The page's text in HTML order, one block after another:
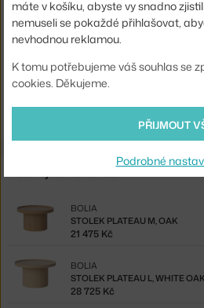
Tvar stolu:
kruh
Deska stolu:
dřevo
Kód produktu BOL-03-123-05_1140207
Ste zo Slovenska? Prejdite naStolík
Ze stejné kolekce
STOLEK PLATEAU M, OAK
BOLIA
21 475 Kč
STOLEK PLATEAU L, WHITE OAK
BOLIA
28 725 Kč
máte v košíku, abyste vy snadno
nemuseli se pokaždé přihlašovat,
nevhodnou reklamou.
K tomu potřebujeme váš souhlas se
cookies. Děkujeme.
PŘIJMOUT
Podrobné